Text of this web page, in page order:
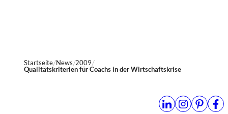
Startseite News 2009
Qualitätskriterien für Coachs in der Wirtschaftskrise